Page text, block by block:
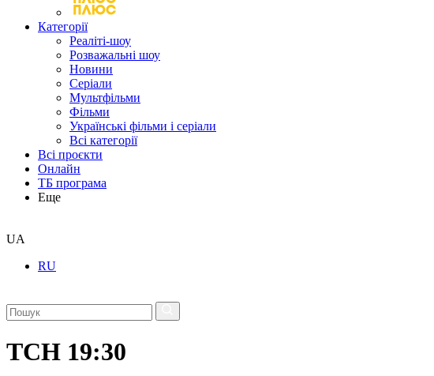
Категорії
Реаліті-шоу
Розважальні шоу
Новини
Серіали
Мультфільми
Фільми
Українські фільми і серіали
Всі категорії
Всі проєкти
Онлайн
ТБ програма
Еще
UA
RU
ТСН 19:30